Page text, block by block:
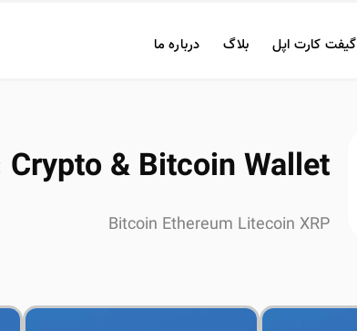
گیفت کارت اپل بلاگ درباره ما
& Bitcoin Wallet
Bitcoin Ethereum Litecoin XRP